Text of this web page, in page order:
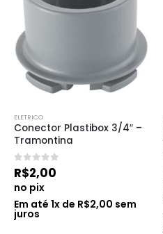
ELETRICO
Conector Plastibox 3/4″ –
Tramontina
0 de 5
R$2,00
no pix
Em até 1x de R$2,00 sem
juros